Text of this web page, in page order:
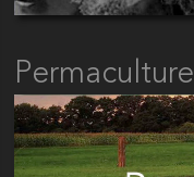
Permaculture